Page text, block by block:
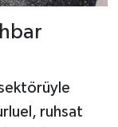
ruhsat